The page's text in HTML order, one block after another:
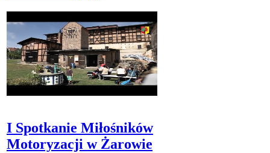
I Spotkanie Miłośników
Motoryzacji w Żarowie